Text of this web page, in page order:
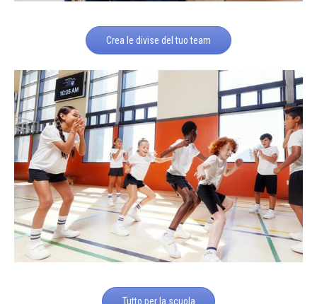
Crea le divise del tuo team
Tutto per la scuola